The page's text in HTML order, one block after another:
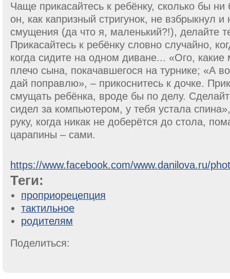
Чаще прикасайтесь к ребёнку, сколько бы
он, как капризный стригунок, не взбрыкнул и
смущения (да что я, маленький?!), делайте
Прикасайтесь к ребёнку словно случайно,
когда сидите на одном диване... «Ого,
плечо сына, покачавшегося на турнике; «А
дай поправлю», – прикоснитесь к дочке.
смущать ребёнка, вроде бы по делу.
сидел за компьютером, у тебя устала
руку, когда никак не доберётся до стола,
царапины – сами.
https://www.facebook.com/www.danilova.ru/
Теги:
проприорецепция
тактильное
родителям
Поделиться: